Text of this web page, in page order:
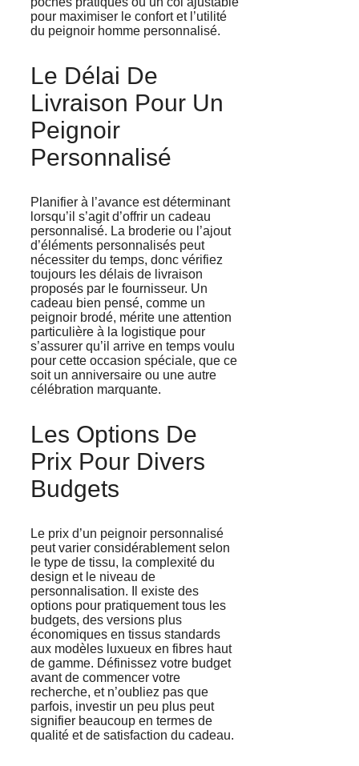
pour maximiser le confort et l’utilité
du peignoir homme personnalisé.
Le Délai De
Livraison Pour Un
Peignoir
Personnalisé
Planifier à l’avance est déterminant
lorsqu’il s’agit d’offrir un cadeau
personnalisé. La broderie ou l’ajout
d’éléments personnalisés peut
nécessiter du temps, donc vérifiez
toujours les délais de livraison
proposés par le fournisseur. Un
cadeau bien pensé, comme un
peignoir brodé, mérite une attention
particulière à la logistique pour
s’assurer qu’il arrive en temps voulu
pour cette occasion spéciale, que ce
soit un anniversaire ou une autre
célébration marquante.
Les Options De
Prix Pour Divers
Budgets
Le prix d’un peignoir personnalisé
peut varier considérablement selon
le type de tissu, la complexité du
design et le niveau de
personnalisation. Il existe des
options pour pratiquement tous les
budgets, des versions plus
économiques en tissus standards
aux modèles luxueux en fibres haut
de gamme. Définissez votre budget
avant de commencer votre
recherche, et n’oubliez pas que
parfois, investir un peu plus peut
signifier beaucoup en termes de
qualité et de satisfaction du cadeau.